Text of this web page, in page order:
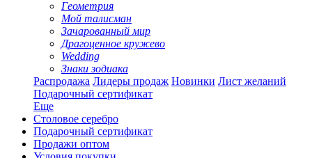
Геометрия
Мой талисман
Зачарованный мир
Драгоценное кружево
Wedding
Знаки зодиака
Распродажа Лидеры продаж Новинки Лист желаний
Подарочный сертификат
Еще
Столовое серебро
Подарочный сертификат
Продажи оптом